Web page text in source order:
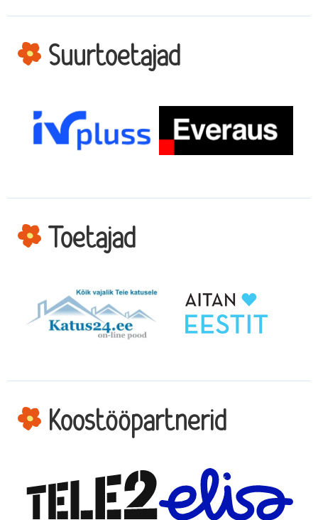
Suurtoetajad
Toetajad
Koostööpartnerid